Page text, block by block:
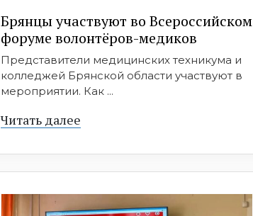
Брянцы участвуют во Всероссийском
форуме волонтёров-медиков
Представители медицинских техникума и
колледжей Брянской области участвуют в
мероприятии. Как ...
Читать далее